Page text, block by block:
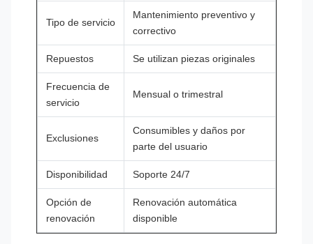
Tipo de servicio
Mantenimiento preventivo y
correctivo
Repuestos Se utilizan piezas originales
Frecuencia de
servicio
Mensual o trimestral
Exclusiones
Consumibles y daños por
parte del usuario
Disponibilidad Soporte 24/7
Opción de
renovación
Renovación automática
disponible